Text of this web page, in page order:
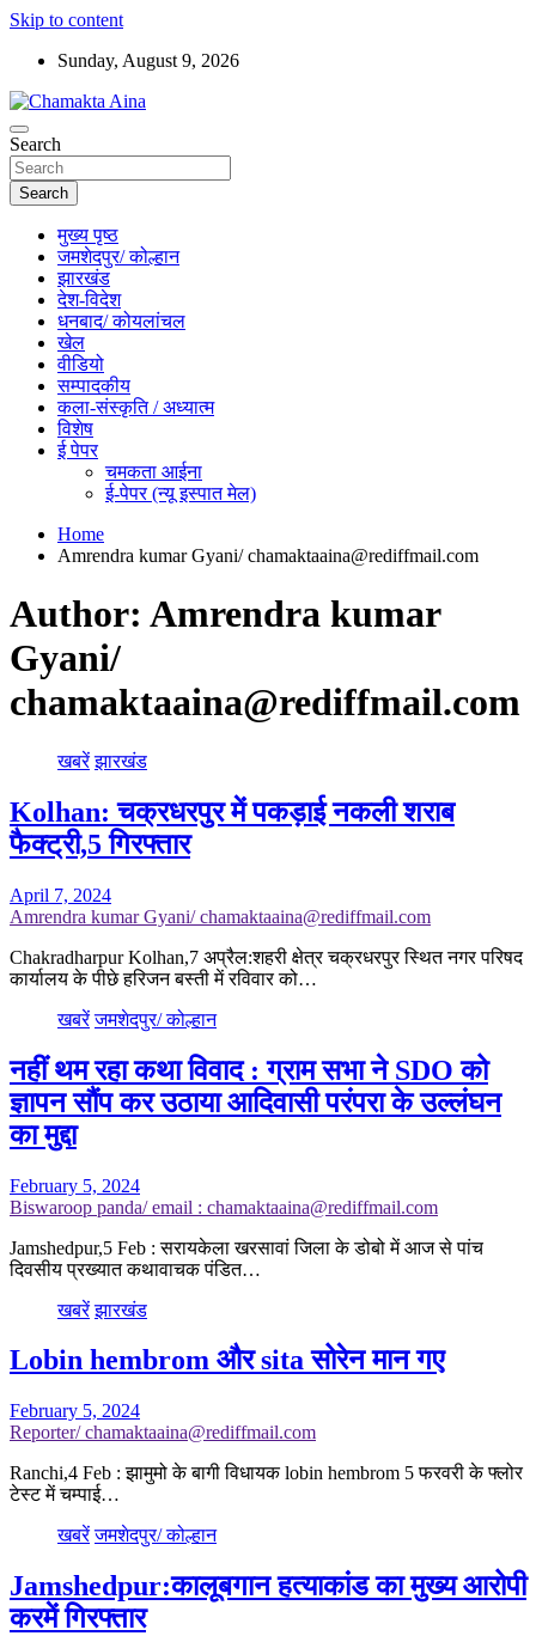
Skip to content
Sunday, August 9, 2026
Chamakta Aina
Hindi News Paper – Jharkhand
Search
Search
मुख्य पृष्ठ
जमशेदपुर/ कोल्हान
झारखंड
देश-विदेश
धनबाद/ कोयलांचल
खेल
वीडियो
सम्पादकीय
कला-संस्कृति / अध्यात्म
विशेष
ई पेपर
चमकता आईना
ई-पेपर (न्यू इस्पात मेल)
Home
Amrendra kumar Gyani/ chamaktaaina@rediffmail.com
Author: Amrendra kumar
Gyani/
chamaktaaina@rediffmail.com
खबरें झारखंड
Kolhan: चक्रधरपुर में पकड़ाई नकली शराब
फैक्ट्री,5 गिरफ्तार
April 7, 2024
Amrendra kumar Gyani/ chamaktaaina@rediffmail.com
Chakradharpur Kolhan,7 अप्रैल:शहरी क्षेत्र चक्रधरपुर स्थित नगर परिषद
कार्यालय के पीछे हरिजन बस्ती में रविवार को…
खबरें जमशेदपुर/ कोल्हान
नहीं थम रहा कथा विवाद : ग्राम सभा ने SDO को
ज्ञापन सौंप कर उठाया आदिवासी परंपरा के उल्लंघन
का मुद्दा
February 5, 2024
Biswaroop panda/ email : chamaktaaina@rediffmail.com
Jamshedpur,5 Feb : सरायकेला खरसावां जिला के डोबो में आज से पांच
दिवसीय प्रख्यात कथावाचक पंडित…
खबरें झारखंड
Lobin hembrom और sita सोरेन मान गए
February 5, 2024
Reporter/ chamaktaaina@rediffmail.com
Ranchi,4 Feb : झामुमो के बागी विधायक lobin hembrom 5 फरवरी के फ्लोर
टेस्ट में चम्पाई…
खबरें जमशेदपुर/ कोल्हान
Jamshedpur:कालूबगान हत्याकांड का मुख्य आरोपी
करमें गिरफ्तार